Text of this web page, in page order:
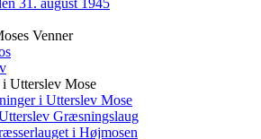
31. august 1945
Venner
Utterslev Mose
i Utterslev Mose
Græsningslaug
i Højmosen